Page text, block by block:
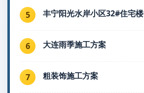
5 丰宁阳光水岸小区32#住宅楼
6 大连雨季施工方案
7 粗装饰施工方案